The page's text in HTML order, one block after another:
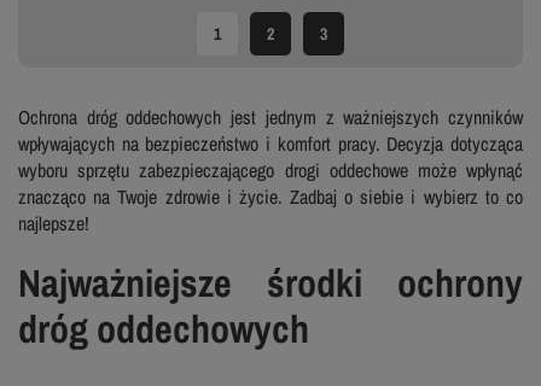
1 2 3
Ochrona dróg oddechowych jest jednym z ważniejszych czynników
wpływających na bezpieczeństwo i komfort pracy. Decyzja dotycząca
wyboru sprzętu zabezpieczającego drogi oddechowe może wpłynąć
znacząco na Twoje zdrowie i życie. Zadbaj o siebie i wybierz to co
najlepsze!
Najważniejsze środki ochrony
dróg oddechowych